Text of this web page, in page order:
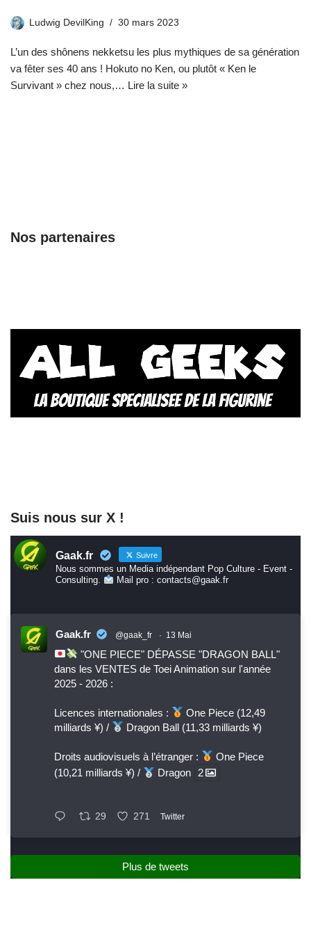
Ludwig DevilKing 30 mars 2023
L’un des shônens nekketsu les plus mythiques de sa génération
va fêter ses 40 ans ! Hokuto no Ken, ou plutôt « Ken le
Survivant » chez nous,… Lire la suite »
Nos partenaires
Suis nous sur X !
Gaak.fr Suivre
Nous sommes un Media indépendant Pop Culture - Event -
Consulting.
Mail pro : contacts@gaak.fr
Gaak.fr @gaak_fr · 13 Mai
"ONE PIECE" DÉPASSE "DRAGON BALL"
dans les VENTES de Toei Animation sur l'année
2025 - 2026 :
Licences internationales :
One Piece (12,49
milliards ¥) /
Dragon Ball (11,33 milliards ¥)
Droits audiovisuels à l’étranger :
One Piece
(10,21 milliards ¥) /
Dragon 2
29 271 Twitter
Plus de tweets